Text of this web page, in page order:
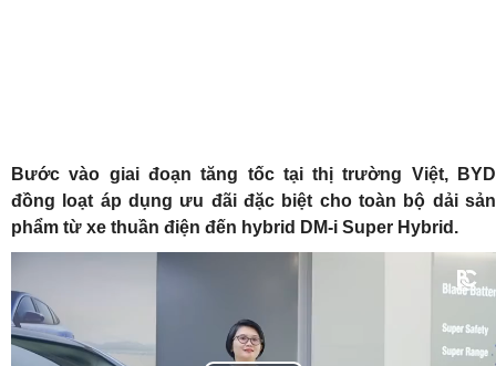
Bước vào giai đoạn tăng tốc tại thị trường Việt, BYD
đồng loạt áp dụng ưu đãi đặc biệt cho toàn bộ dải sản
phẩm từ xe thuần điện đến hybrid DM-i Super Hybrid.